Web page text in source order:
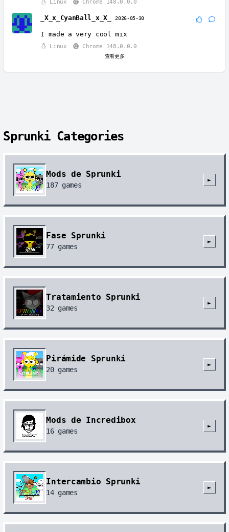
Linux Chrome 148.0.0.0
_X_x_CyanBall_x_X_ 2026-05-30
I made a very cool mix
Linux Chrome 148.0.0.0
查看更多
Sprunki Categories
Mods de Sprunki
187games
►
Fase Sprunki
77games
►
Tratamiento Sprunki
32 games
►
Pirámide Sprunki
20games
►
Mods de Incredibox
16games
►
Intercambio Sprunki
14games
►